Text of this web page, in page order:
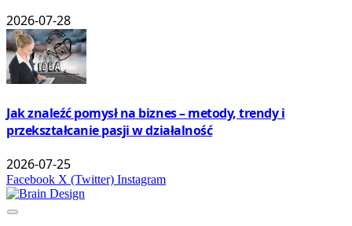
2026-07-28
Jak znaleźć pomysł na biznes – metody, trendy i
przekształcanie pasji w działalność
2026-07-25
Facebook X (Twitter) Instagram